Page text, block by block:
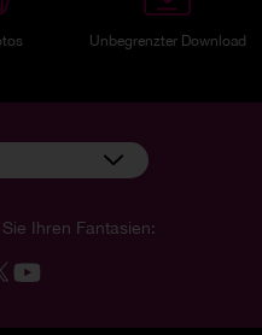
Unbegrenzter Download
Ihren Fantasien: